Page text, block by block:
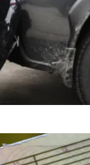
за год по
либо
до
устройствах
Nvidia DGX B200